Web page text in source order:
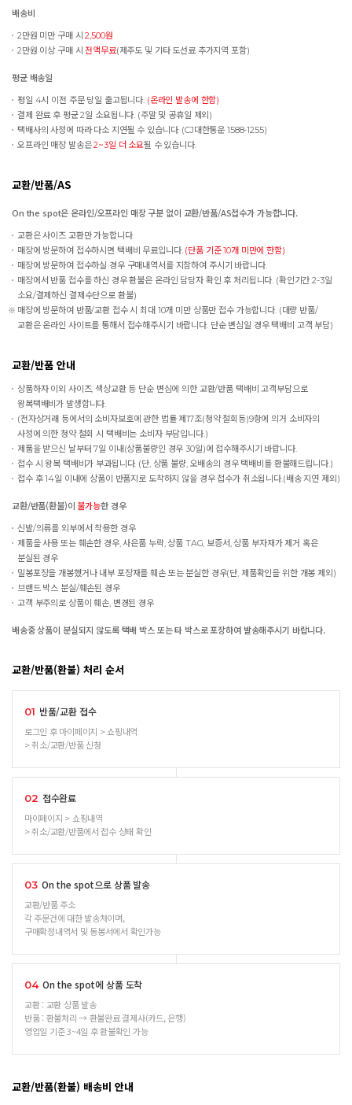
배송비
2만원 미만 구매 시2,500원
2만원 이상 구매 시전액무료(제주도 및 기타 도선료 추가지역 포함)
평균 배송일
평일 4시 이전 주문 당일 출고됩니다. (온라인 발송에 한함)
결제 완료 후 평균 2일 소요됩니다. (주말 및 공휴일 제외)
택배사의 사정에 따라 다소 지연될 수 있습니다. (CJ대한통운 1588-1255)
오프라인 매장 발송은2~3일 더 소요될 수 있습니다.
교환/반품/AS
On the spot은 온라인/오프라인 매장 구분 없이 교환/반품/AS접수가 가능합니다.
교환은 사이즈 교환만 가능합니다.
매장에 방문하여 접수하시면 택배비 무료입니다. (단품 기준 10개 미만에 한함)
매장에 방문하여 접수하실 경우 구매내역서를 지참하여 주시기 바랍니다.
매장에서 반품 접수를 하신 경우 환불은 온라인 담당자 확인 후 처리됩니다. (확인기간 2-3일
소요/결제하신 결제수단으로 환불)
매장에 방문하여 반품/교환 접수 시 최대 10개 미만 상품만 접수 가능합니다. (대량 반품/
교환은 온라인 사이트를 통해서 접수해주시기 바랍니다. 단순 변심일 경우 택배비 고객 부담)
교환/반품 안내
상품하자 이외 사이즈, 색상교환 등 단순 변심에 의한 교환/반품 택배비 고객부담으로
왕복택배비가 발생합니다.
(전자상거래 등에서의 소비자보호에 관한 법률 제17조(청약 철회등)9항에 의거 소비자의
사정에 의한 청약 철회 시 택배비는 소비자 부담입니다.)
제품을 받으신 날부터 7일 이내(상품불량인 경우 30일)에 접수해주시기 바랍니다.
접수 시 왕복 택배비가 부과됩니다. (단, 상품 불량, 오배송의 경우 택배비를 환불해드립니다.)
접수 후 14일 이내에 상품이 반품지로 도착하지 않을 경우 접수가 취소됩니다.(배송 지연 제외)
교환/반품(환불)이 불가능한 경우
신발/의류를 외부에서 착용한 경우
제품을 사용 또는 훼손한 경우, 사은품 누락, 상품 TAG, 보증서, 상품 부자재가 제거 혹은
분실된 경우
밀봉포장을 개봉했거나 내부 포장재를 훼손 또는 분실한 경우(단, 제품확인을 위한 개봉 제외)
브랜드 박스 분실/훼손된 경우
고객 부주의로 상품이 훼손, 변경된 경우
배송중 상품이 분실되지 않도록 택배 박스 또는 타 박스로 포장하여 발송해주시기 바랍니다.
교환/반품(환불) 처리 순서
01 반품/교환 접수
로그인 후 마이페이지 > 쇼핑내역
> 취소/교환/반품 신청
02 접수완료
마이페이지 > 쇼핑내역
> 취소/교환/반품에서 접수 상태 확인
03 On the spot으로 상품 발송
교환/반품 주소
각 주문건에 대한 발송처이며,
구매확정내역서 및 동봉서에서 확인가능
04 On the spot에 상품 도착
교환 : 교환 상품 발송
반품 : 환불처리 → 환불완료 결제사(카드, 은행)
영업일 기준 3~4일 후 환불확인 가능
교환/반품(환불) 배송비 안내